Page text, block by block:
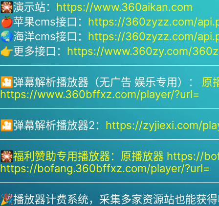
🎇演示站： https://www.360aikan.com
🍎苹果cms接口： https://360zyzz.com/
🌏海洋cms接口： https://360zyzz.com/
👉更多接口： https://www.360zy.com/
🎦弹幕解析播放器（无广告 娱乐专用）： 原
https://www.360bffxz.com/player/?url=
🎦弹幕解析播放器2： https://zyjiexi.com/
🎇福利赞助专用播放器： 原播放器 https://
https://bofang.360bffxz.com/player/?url=
🎉播放器计费系统，采集多家资源站也能获